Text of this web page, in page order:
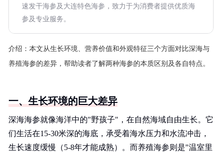
速发干海参及大连特色海参，致力于为消费者提供优质海
参及专业服务。
介绍： 本文从生长环境、营养价值和外观特征三个方面对比深海与
养殖海参的差异，帮助读者了解两种海参的本质区别及各自特点。
一、生长环境的巨大差异
深海海参就像海洋中的"野孩子"，在自然海域自由生长。它
们生活在15-30米深的海底，承受着海水压力和水流冲击，
生长速度缓慢（5-8年才能成熟）。而养殖海参则是"温室里